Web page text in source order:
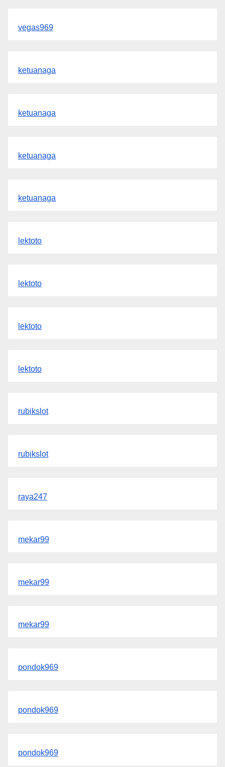
vegas969
ketuanaga
ketuanaga
ketuanaga
ketuanaga
lektoto
lektoto
lektoto
lektoto
rubikslot
rubikslot
raya247
mekar99
mekar99
mekar99
pondok969
pondok969
pondok969